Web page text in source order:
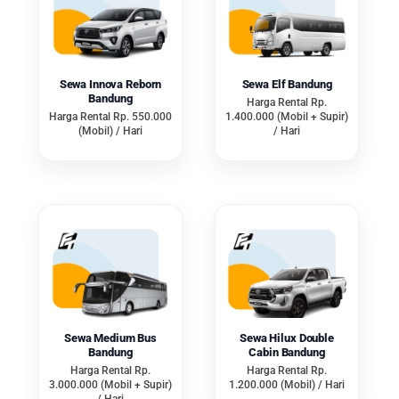
menggunakan tipe kendaraan
mewah atau premium.
Keuntungan lainnya yaitu sangat
profesional dan berpengalaman
dalam melayani. Apalagi terdapat
tim khusus yang bekerja dengan
booking mobil.
Memilih rental mobil kontrak
perusahaan Bandung juga dapat
dihubungi 24 jam. Anda yang
waktu darurat bisa memesan. Perlu
Anda ketahui stok unit armada
Sewa Innova Reborn
Bandung
Harga Rental Rp. 550.000
(Mobil) / Hari
Sewa Elf Bandung
Harga Rental Rp.
1.400.000 (Mobil + Supir)
/ Hari
Sewa Medium Bus
Bandung
Harga Rental Rp.
3.000.000 (Mobil + Supir)
Sewa Hilux Double
Cabin Bandung
Harga Rental Rp.
1.200.000 (Mobil) / Hari